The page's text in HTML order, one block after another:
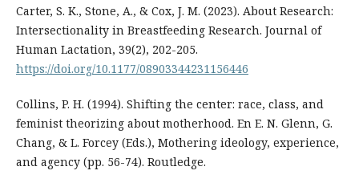
Carter, S. K., Stone, A., & Cox, J. M. (2023). About Research:
Intersectionality in Breastfeeding Research. Journal of
Human Lactation, 39(2), 202-205.
https://doi.org/10.1177/08903344231156446
Collins, P. H. (1994). Shifting the center: race, class, and
feminist theorizing about motherhood. En E. N. Glenn, G.
Chang, & L. Forcey (Eds.), Mothering ideology, experience,
and agency (pp. 56-74). Routledge.